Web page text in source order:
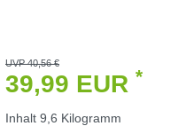
UVP 40,56 €
39,99 EUR *
Inhalt 9,6 Kilogramm